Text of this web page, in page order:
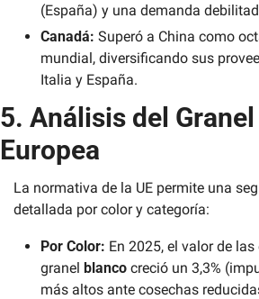
(España) y una demanda
Canadá: Superó a China como
mundial, diversificando sus
Italia y España.
5. Análisis del
Europea
La normativa de la UE permite una
detallada por color y categoría:
Por Color: En 2025, el valor de
granel blanco creció un 3,3%
más altos ante cosechas